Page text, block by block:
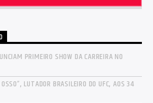
PRIMEIRO SHOW DA CARREIRA NO
LUTADOR BRASILEIRO DO UFC, AOS 34